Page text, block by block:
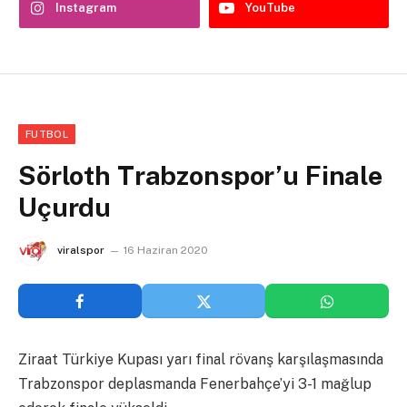
Instagram YouTube
FUTBOL
Sörloth Trabzonspor’u Finale
Uçurdu
viralspor 16 Haziran 2020
Ziraat Türkiye Kupası yarı final rövanş karşılaşmasında
Trabzonspor deplasmanda Fenerbahçe’yi 3-1 mağlup